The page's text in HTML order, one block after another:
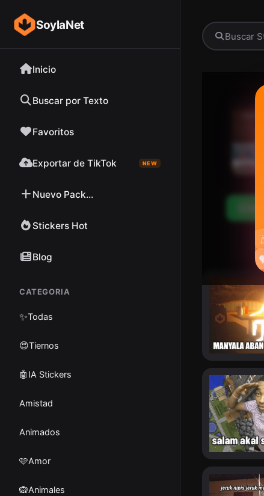
SoylaNet
Inicio
Buscar por Texto
Favoritos
Exportar de TikTok NEW
Nuevo Pack...
Stickers Hot
Blog
CATEGORIA
✨Todas
😍Tiernos
🤖IA Stickers
Amistad
Animados
🩷Amor
🙉Animales